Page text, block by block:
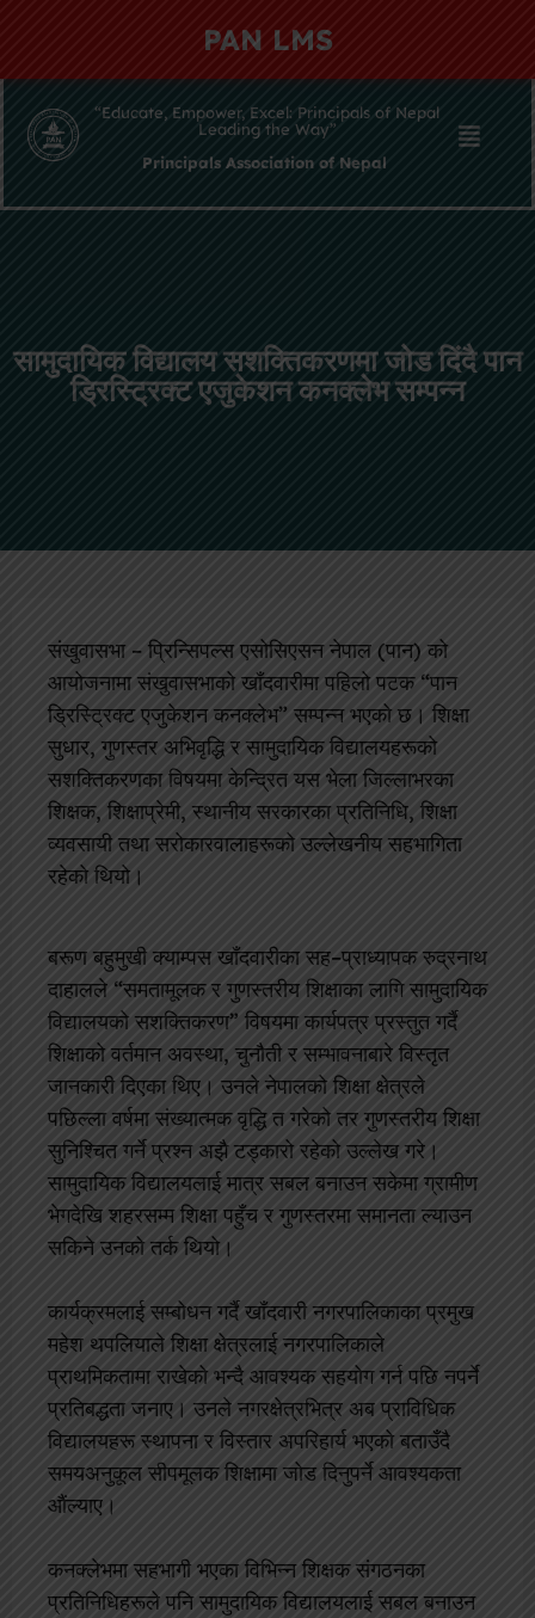
PAN LMS
“Educate, Empower, Excel: Principals of Nepal
Leading the Way”
Principals Association of Nepal
सामुदायिक विद्यालय सशक्तिकरणमा जोड दिंदै पान
ड्रिस्ट्रिक्ट एजुकेशन कनक्लेभ सम्पन्न
संखुवासभा – प्रिन्सिपल्स एसोसिएसन नेपाल (पान) को
आयोजनामा संखुवासभाको खाँदवारीमा पहिलो पटक “पान
ड्रिस्ट्रिक्ट एजुकेशन कनक्लेभ” सम्पन्न भएको छ। शिक्षा
सुधार, गुणस्तर अभिवृद्धि र सामुदायिक विद्यालयहरूको
सशक्तिकरणका विषयमा केन्द्रित यस भेला जिल्लाभरका
शिक्षक, शिक्षाप्रेमी, स्थानीय सरकारका प्रतिनिधि, शिक्षा
व्यवसायी तथा सरोकारवालाहरूको उल्लेखनीय सहभागिता
रहेको थियो।
बरूण बहुमुखी क्याम्पस खाँदवारीका सह–प्राध्यापक रुद्रनाथ
दाहालले “समतामूलक र गुणस्तरीय शिक्षाका लागि सामुदायिक
विद्यालयको सशक्तिकरण” विषयमा कार्यपत्र प्रस्तुत गर्दै
शिक्षाको वर्तमान अवस्था, चुनौती र सम्भावनाबारे विस्तृत
जानकारी दिएका थिए। उनले नेपालको शिक्षा क्षेत्रले
पछिल्ला वर्षमा संख्यात्मक वृद्धि त गरेको तर गुणस्तरीय शिक्षा
सुनिश्चित गर्ने प्रश्न अझै टड्कारो रहेको उल्लेख गरे।
सामुदायिक विद्यालयलाई मात्र सबल बनाउन सकेमा ग्रामीण
भेगदेखि शहरसम्म शिक्षा पहुँच र गुणस्तरमा समानता ल्याउन
सकिने उनको तर्क थियो।
कार्यक्रमलाई सम्बोधन गर्दै खाँदवारी नगरपालिकाका प्रमुख
महेश थपलियाले शिक्षा क्षेत्रलाई नगरपालिकाले
प्राथमिकतामा राखेको भन्दै आवश्यक सहयोग गर्न पछि नपर्ने
प्रतिबद्धता जनाए। उनले नगरक्षेत्रभित्र अब प्राविधिक
विद्यालयहरू स्थापना र विस्तार अपरिहार्य भएको बताउँदै
समयअनुकूल सीपमूलक शिक्षामा जोड दिनुपर्ने आवश्यकता
औंल्याए।
कनक्लेभमा सहभागी भएका विभिन्न शिक्षक संगठनका
प्रतिनिधिहरूले पनि सामुदायिक विद्यालयलाई सबल बनाउन